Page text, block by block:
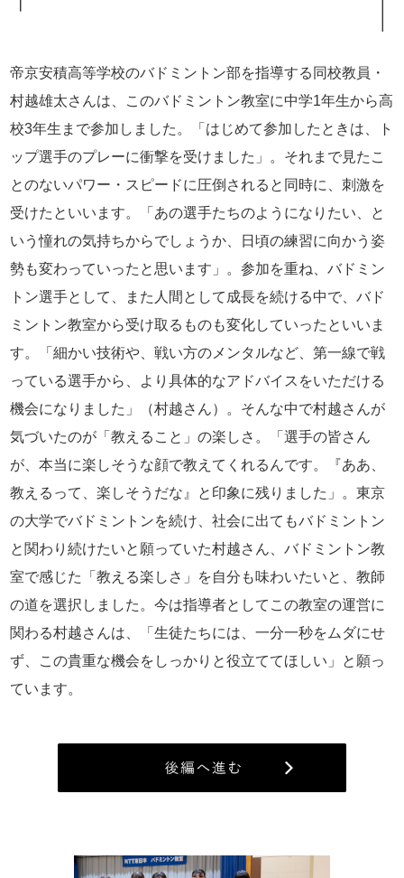
帝京安積高等学校のバドミントン部を指導する同校教員・
村越雄太さんは、このバドミントン教室に中学1年生から高
校3年生まで参加しました。「はじめて参加したときは、ト
ップ選手のプレーに衝撃を受けました」。それまで見たこ
とのないパワー・スピードに圧倒されると同時に、刺激を
受けたといいます。「あの選手たちのようになりたい、と
いう憧れの気持ちからでしょうか、日頃の練習に向かう姿
勢も変わっていったと思います」。参加を重ね、バドミン
トン選手として、また人間として成長を続ける中で、バド
ミントン教室から受け取るものも変化していったといいま
す。「細かい技術や、戦い方のメンタルなど、第一線で戦
っている選手から、より具体的なアドバイスをいただける
機会になりました」（村越さん）。そんな中で村越さんが
気づいたのが「教えること」の楽しさ。「選手の皆さん
が、本当に楽しそうな顔で教えてくれるんです。『ああ、
教えるって、楽しそうだな』と印象に残りました」。東京
の大学でバドミントンを続け、社会に出てもバドミントン
と関わり続けたいと願っていた村越さん、バドミントン教
室で感じた「教える楽しさ」を自分も味わいたいと、教師
の道を選択しました。今は指導者としてこの教室の運営に
関わる村越さんは、「生徒たちには、一分一秒をムダにせ
ず、この貴重な機会をしっかりと役立ててほしい」と願っ
ています。